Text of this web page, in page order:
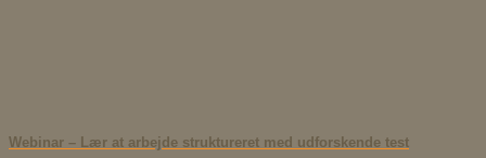
Webinar – Lær at arbejde struktureret med udforskende test